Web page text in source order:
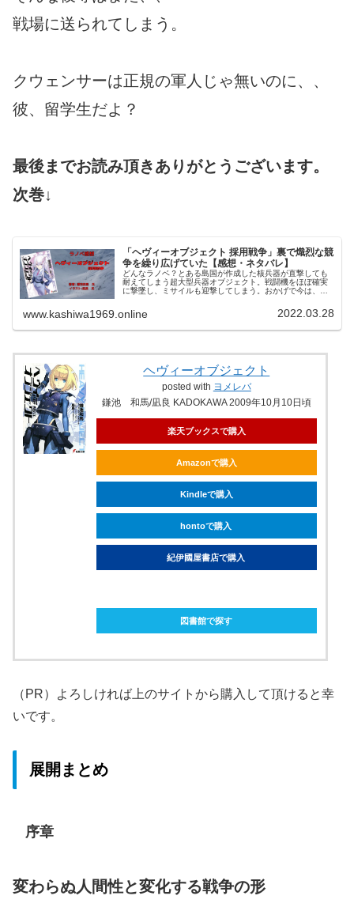
戦場に送られてしまう。
クウェンサーは正規の軍人じゃ無いのに、、
彼、留学生だよ？
最後までお読み頂きありがとうございます。
次巻↓
「ヘヴィーオブジェクト 採用戦争」裏で熾烈な競
争を繰り広げていた【感想・ネタバレ】
どんなラノベ？とある島国が作成した核兵器が直撃しても
耐えてしまう超大型兵器オブジェクト。戦闘機をほぼ確実
に撃墜し、ミサイルも迎撃してしまう。おかげで今は、戦
場に派遣留学した学生クウェンサー...
www.kashiwa1969.online 2022.03.28
ヘヴィーオブジェクト
posted with ヨメレバ
鎌池 和馬/凪良 KADOKAWA 2009年10月10日頃
楽天ブックスで購入
Amazonで購入
Kindleで購入
hontoで購入
紀伊國屋書店で購入
図書館で探す
（PR）よろしければ上のサイトから購入して頂けると幸
いです。
展開まとめ
序章
変わらぬ人間性と変化する戦争の形